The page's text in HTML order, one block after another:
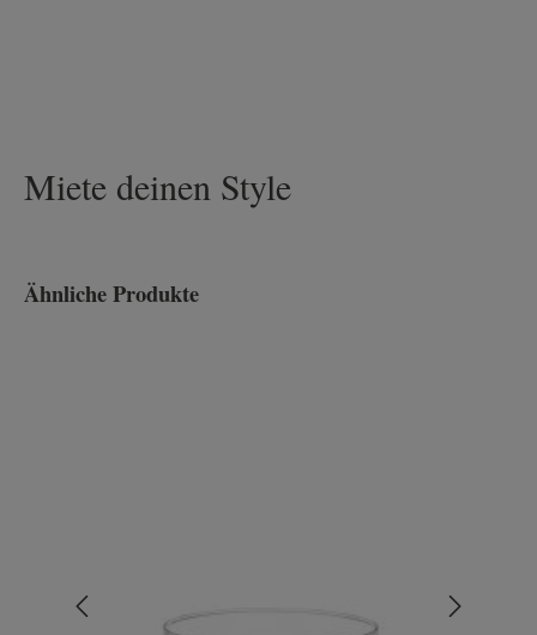
Miete deinen Style
Produktgalerie überspringen
Ähnliche Produkte